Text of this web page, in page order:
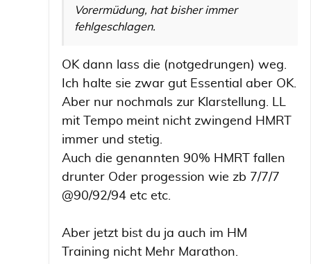
Vorermüdung, hat bisher immer
fehlgeschlagen.
OK dann lass die (notgedrungen) weg.
Ich halte sie zwar gut Essential aber OK.
Aber nur nochmals zur Klarstellung. LL
mit Tempo meint nicht zwingend HMRT
immer und stetig.
Auch die genannten 90% HMRT fallen
drunter Oder progession wie zb 7/7/7
@90/92/94 etc etc.
Aber jetzt bist du ja auch im HM
Training nicht Mehr Marathon.